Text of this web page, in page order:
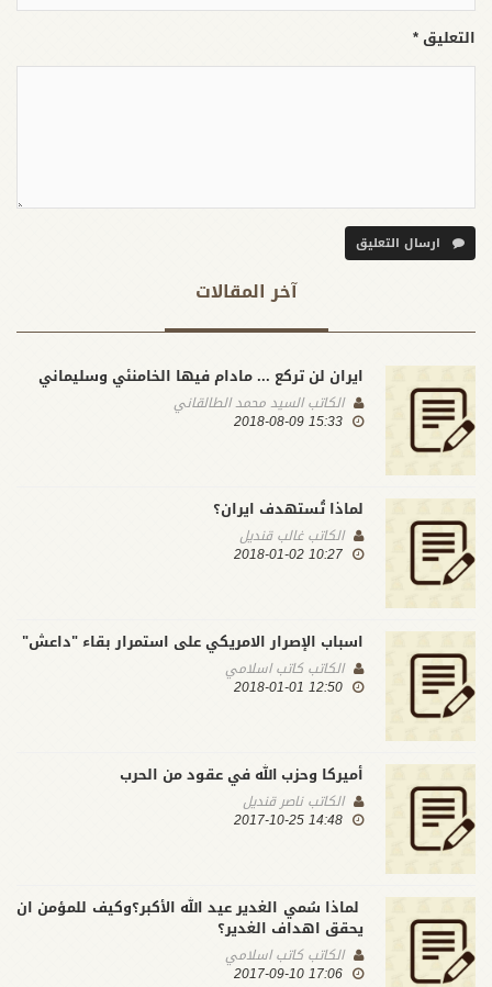
التعليق *
ارسال التعليق
آخر المقالات
ايران لن تركع ... مادام فيها الخامنئي وسليماني
الكاتبالسيد محمد الطالقاني
15:33 2018-08-09
لماذا تُستهدف ايران؟
الكاتبغالب قنديل
10:27 2018-01-02
اسباب الإصرار الامريكي على استمرار بقاء "داعش"
الكاتبكاتب اسلامي
12:50 2018-01-01
أميركا وحزب الله في عقود من الحرب
الكاتبناصر قنديل
14:48 2017-10-25
لماذا سُمي الغدير عيد الله الأكبر؟وكيف للمؤمن ان
يحقق اهداف الغدير؟
الكاتبكاتب اسلامي
17:06 2017-09-10